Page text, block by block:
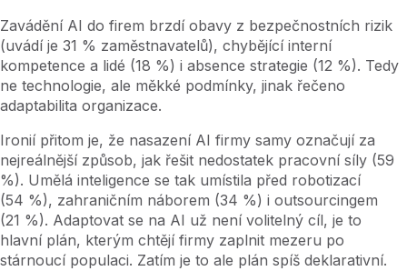
Zavádění AI do firem brzdí obavy z bezpečnostních rizik
(uvádí je 31 % zaměstnavatelů), chybějící interní
kompetence a lidé (18 %) i absence strategie (12 %). Tedy
ne technologie, ale měkké podmínky, jinak řečeno
adaptabilita organizace.
Ironií přitom je, že nasazení AI firmy samy označují za
nejreálnější způsob, jak řešit nedostatek pracovní síly (59
%). Umělá inteligence se tak umístila před robotizací
(54 %), zahraničním náborem (34 %) i outsourcingem
(21 %). Adaptovat se na AI už není volitelný cíl, je to
hlavní plán, kterým chtějí firmy zaplnit mezeru po
stárnoucí populaci. Zatím je to ale plán spíš deklarativní.